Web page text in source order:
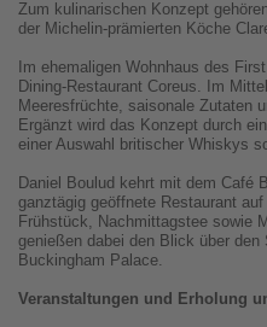
Zum kulinarischen Konzept
der Michelin-prämierten Köche
Im ehemaligen Wohnhaus des
Dining-Restaurant Coreus. Im
Meeresfrüchte, saisonale Zutaten
Ergänzt wird das Konzept durch
einer Auswahl britischer Whiskys
Daniel Boulud kehrt mit dem Café
ganztägig geöffnete Restaurant
Frühstück, Nachmittagstee sowie
genießen dabei den Blick über den
Buckingham Palace.
Veranstaltungen und Erholung